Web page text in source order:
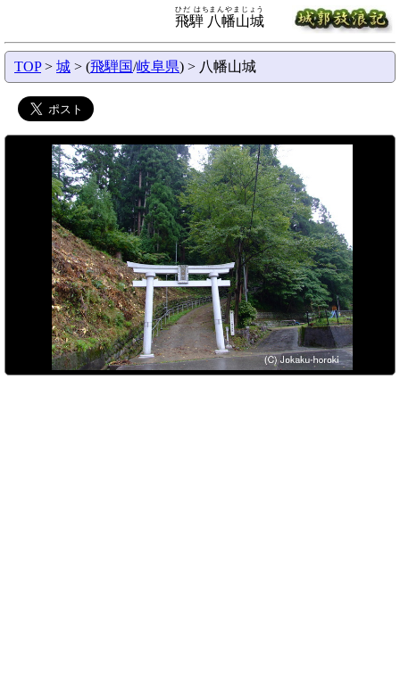
飛騨 八幡山城
ひだ はちまんやまじょう
TOP> 城 > (飛騨国/岐阜県) > 八幡山城